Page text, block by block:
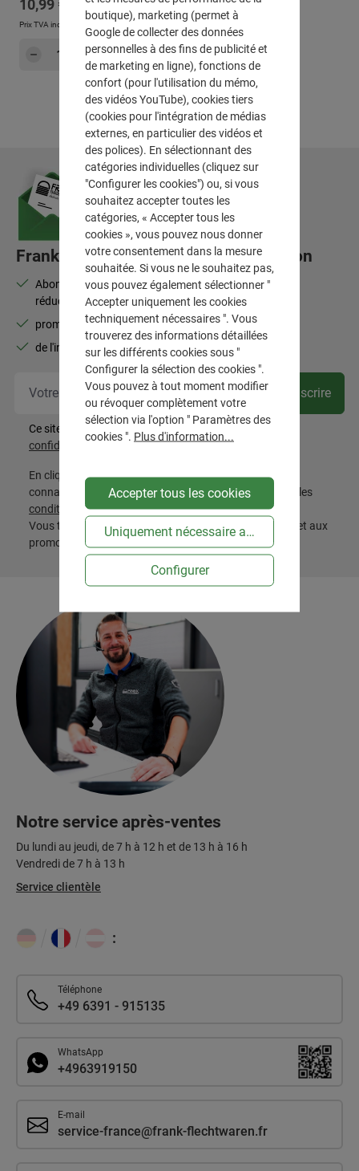
Prix régulier :
10,99 €
Prix TVA incluse, en sus Frais d'expédition
Quantité de produit : Entrez la quantité
Dans le panier
Frank Flechtwaren-Lettre d'information
Abonnez-vous à la newsletter et bénéficiez de 10 % de
réduction
promotions, nouveautés, best-sellers
de l'inspiration pour votre intérieur
Souscrire
Ce site est protégé par reCAPTCHA et les
confidentialité
Conditions d'utilisationde Google.
En cliquant sur « S'abonner », vous confirmez avoir pris
connaissance de lapolitique de confidentialité
, avoir lu les
conditions généraleset les accepter.
Vous trouverez les conditions relatives aux réductions et aux
promotions
Notre service après-ventes
Du lundi au jeudi, de 7 h à 12 h et de 13 h à 16 h
Vendredi de 7 h à 13 h
Service clientèle
:
Téléphone
+49 6391 - 915135
WhatsApp
+4963919150
E-mail
service-france@frank-flechtwaren.fr
boutique), marketing (permet à
Google de collecter des données
personnelles à des fins de publicité et
de marketing en ligne), fonctions de
confort (pour l'utilisation du mémo,
des vidéos YouTube), cookies tiers
(cookies pour l'intégration de médias
externes, en particulier des vidéos et
des polices). En sélectionnant des
catégories individuelles (cliquez sur
"Configurer les cookies") ou, si vous
souhaitez accepter toutes les
catégories, « Accepter tous les
cookies », vous pouvez nous donner
votre consentement dans la mesure
souhaitée. Si vous ne le souhaitez pas,
vous pouvez également sélectionner "
Accepter uniquement les cookies
techniquement nécessaires ". Vous
trouverez des informations détaillées
sur les différents cookies sous "
Configurer la sélection des cookies ".
Vous pouvez à tout moment modifier
ou révoquer complètement votre
sélection via l'option " Paramètres des
cookies ". Plus d'information...
Accepter tous les cookies
Uniquement nécessaire au niveau technique
Configurer